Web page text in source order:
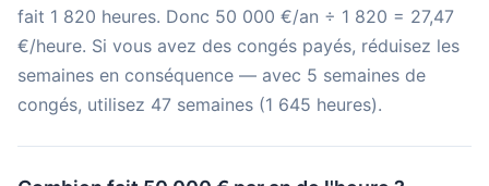
fait 1 820 heures. Donc 50 000 €/an ÷ 1 820 = 27,47
€/heure. Si vous avez des congés payés, réduisez les
semaines en conséquence — avec 5 semaines de
congés, utilisez 47 semaines (1 645 heures).